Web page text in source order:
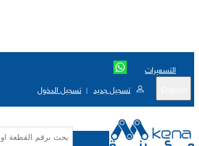
التسعيرات
تسجيل جديد | تسجيل الدخول